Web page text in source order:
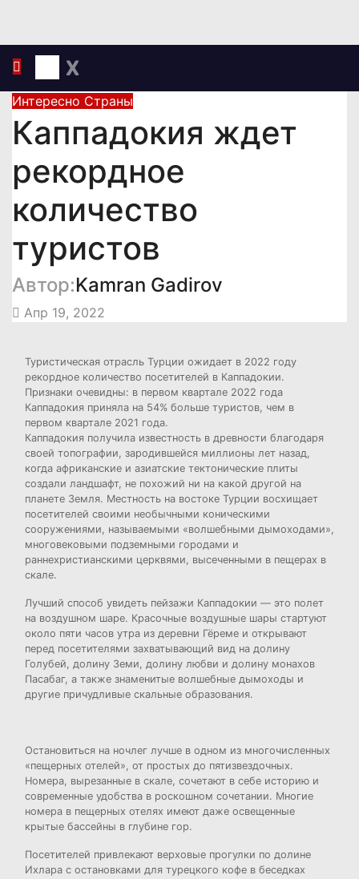
содержимому
X
Интересно Страны
Каппадокия ждет
рекордное
количество
туристов
Автор:Kamran Gadirov
Апр 19, 2022
Туристическая отрасль Турции ожидает в 2022 году
рекордное количество посетителей в Каппадокии.
Признаки очевидны: в первом квартале 2022 года
Каппадокия приняла на 54% больше туристов, чем в
первом квартале 2021 года.
Каппадокия получила известность в древности благодаря
своей топографии, зародившейся миллионы лет назад,
когда африканские и азиатские тектонические плиты
создали ландшафт, не похожий ни на какой другой на
планете Земля. Местность на востоке Турции восхищает
посетителей своими необычными коническими
сооружениями, называемыми «волшебными дымоходами»,
многовековыми подземными городами и
раннехристианскими церквями, высеченными в пещерах в
скале.
Лучший способ увидеть пейзажи Каппадокии — это полет
на воздушном шаре. Красочные воздушные шары стартуют
около пяти часов утра из деревни Гёреме и открывают
перед посетителями захватывающий вид на долину
Голубей, долину Земи, долину любви и долину монахов
Пасабаг, а также знаменитые волшебные дымоходы и
другие причудливые скальные образования.
Остановиться на ночлег лучше в одном из многочисленных
«пещерных отелей», от простых до пятизвездочных.
Номера, вырезанные в скале, сочетают в себе историю и
современные удобства в роскошном сочетании. Многие
номера в пещерных отелях имеют даже освещенные
крытые бассейны в глубине гор.
Посетителей привлекают верховые прогулки по долине
Ихлара с остановками для турецкого кофе в беседках